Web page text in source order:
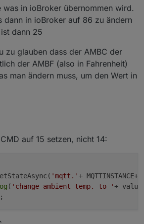
was in ioBroker übernommen wird.
dann in ioBroker auf 86 zu ändern
dann 25
zu glauben dass der AMBC der
der AMBF (also in Fahrenheit)
man ändern muss, um den Wert in
auf 15 setzen, nicht 14:
'mqtt.'+ MQTTINSTANCE+
( 'change ambient temp. to '+
;